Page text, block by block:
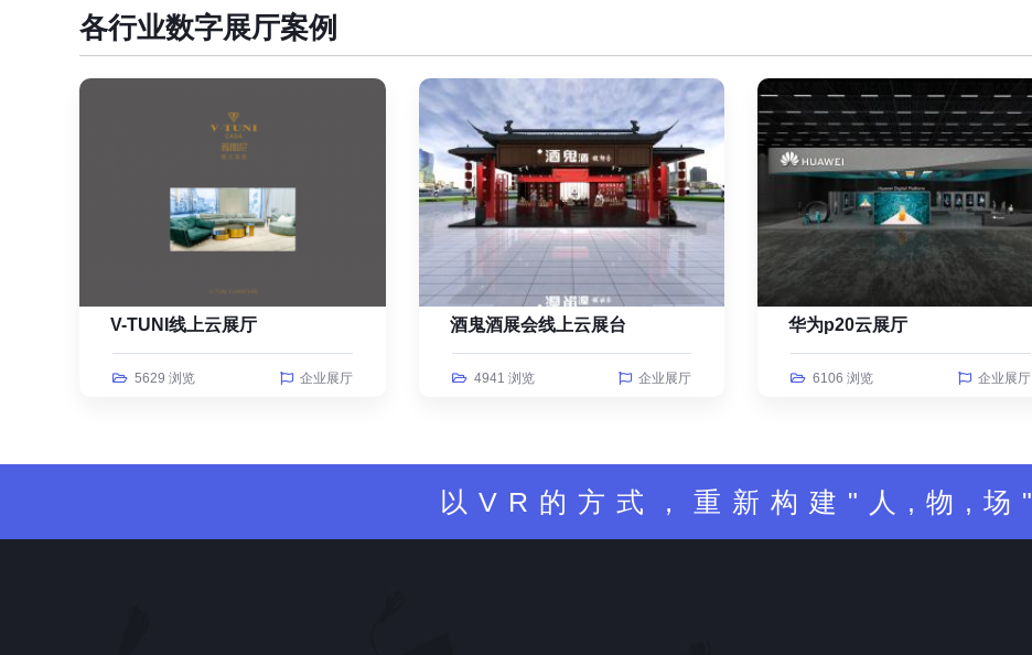
各行业数字展厅案例
V-TUNI线上云展厅
5629 浏览 企业展厅
酒鬼酒展会线上云展台
4941 浏览 企业展厅
华为p20云展厅
6106 浏览 企业展厅
以VR的方式，重新构建"人,物,场"